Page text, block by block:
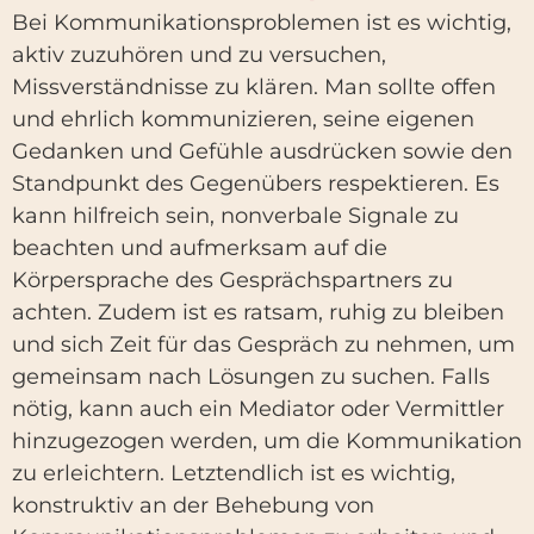
Bei Kommunikationsproblemen ist es wichtig,
aktiv zuzuhören und zu versuchen,
Missverständnisse zu klären. Man sollte offen
und ehrlich kommunizieren, seine eigenen
Gedanken und Gefühle ausdrücken sowie den
Standpunkt des Gegenübers respektieren. Es
kann hilfreich sein, nonverbale Signale zu
beachten und aufmerksam auf die
Körpersprache des Gesprächspartners zu
achten. Zudem ist es ratsam, ruhig zu bleiben
und sich Zeit für das Gespräch zu nehmen, um
gemeinsam nach Lösungen zu suchen. Falls
nötig, kann auch ein Mediator oder Vermittler
hinzugezogen werden, um die Kommunikation
zu erleichtern. Letztendlich ist es wichtig,
konstruktiv an der Behebung von